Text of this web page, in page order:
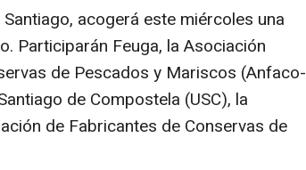
acogerá este miércoles una
Participarán Feuga, la Asociación
de Pescados y Mariscos (Anfaco-
de Compostela (USC), la
de Fabricantes de Conservas de